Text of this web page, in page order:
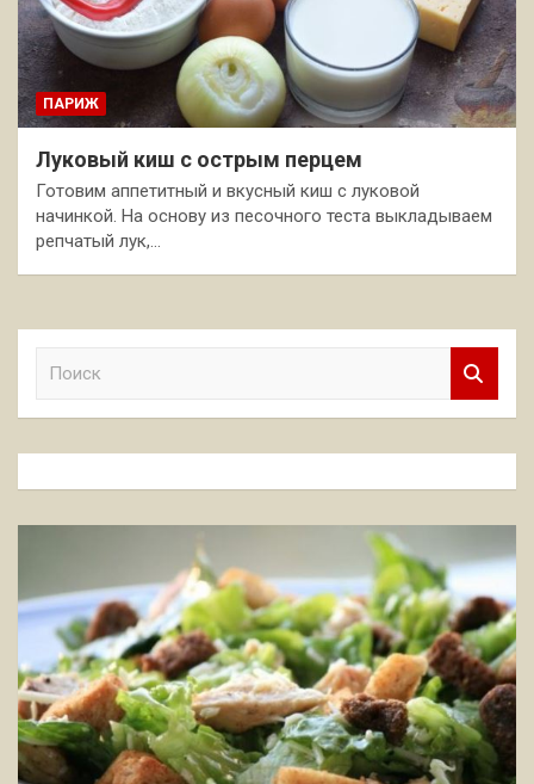
ПАРИЖ
Луковый киш с острым перцем
Готовим аппетитный и вкусный киш с луковой
начинкой. На основу из песочного теста выкладываем
репчатый лук,…
к